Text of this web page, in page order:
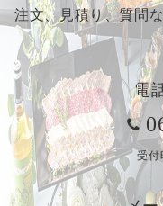
注文、見積り、質問
電
受付